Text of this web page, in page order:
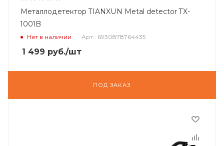
Металлодетектор TIANXUN Metal detector TX-
1001B
Нет в наличии Арт.: 6930878764435
1 499 руб./шт
ПОД ЗАКАЗ